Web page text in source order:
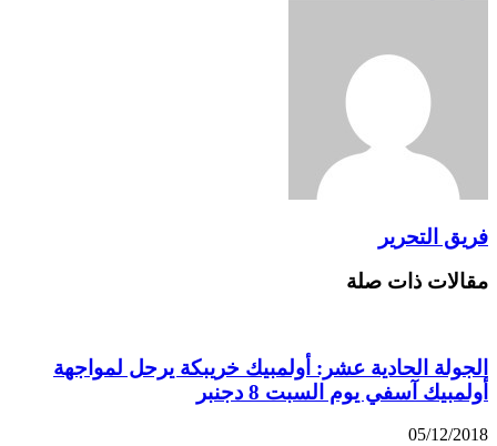
فريق التحرير
مقالات ذات صلة
الجولة الحادية عشر: أولمبيك خريبكة يرحل لمواجهة
أولمبيك آسفي يوم السبت 8 دجنبر
05/12/2018